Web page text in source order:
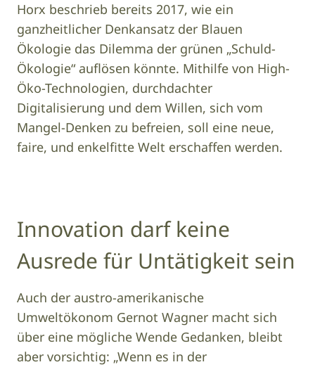
Horx beschrieb bereits 2017, wie ein
ganzheitlicher Denkansatz der Blauen
Ökologie das Dilemma der grünen „Schuld-
Ökologie“ auflösen könnte. Mithilfe von High-
Öko-Technologien, durchdachter
Digitalisierung und dem Willen, sich vom
Mangel-Denken zu befreien, soll eine neue,
faire, und enkelfitte Welt erschaffen werden.
Innovation darf keine
Ausrede für Untätigkeit sein
Auch der austro-amerikanische
Umweltökonom Gernot Wagner macht sich
über eine mögliche Wende Gedanken, bleibt
aber vorsichtig: „Wenn es in der